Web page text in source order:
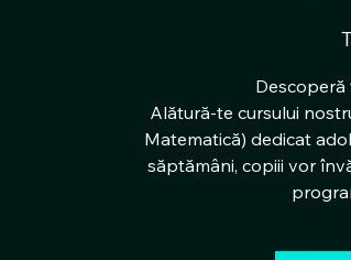
Alătură-te cursului
Matematică) dedicat
săptămâni, copiii vor